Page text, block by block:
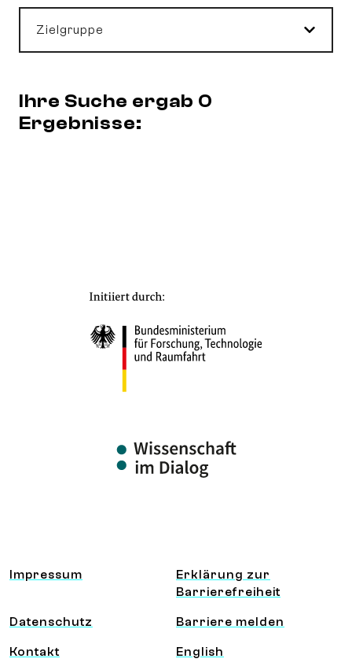
Zielgruppe
Ihre Suche ergab 0
Ergebnisse:
Information und Service
Impressum
Erklärung zur
Barrierefreiheit
Datenschutz Barriere melden
Kontakt English